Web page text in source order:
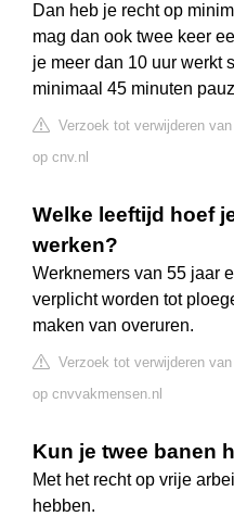
Dan heb je recht op
mag dan ook twee keer
je meer dan 10 uur werkt
minimaal 45 minuten
Verzoek tot verwijderen
op cnv.nl
Welke leeftijd hoef
werken?
Werknemers van 55 jaar
verplicht worden tot
maken van overuren.
Verzoek tot verwijderen
op cnvvakmensen.nl
Kun je twee banen
Met het recht op vrije
hebben.